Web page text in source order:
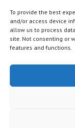
To provide the best
and/or access device
allow us to process
site. Not consenting or
features and functions.
@2019 -
Ove web stranice